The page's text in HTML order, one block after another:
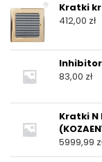
Kratki
412,00 zł
Inhibitor
83,00 zł
Kratki N
5999,99